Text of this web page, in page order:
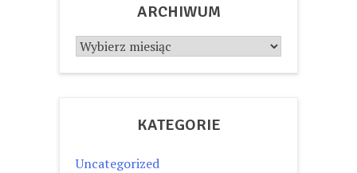
ARCHIWUM
Archiwum
KATEGORIE
Uncategorized